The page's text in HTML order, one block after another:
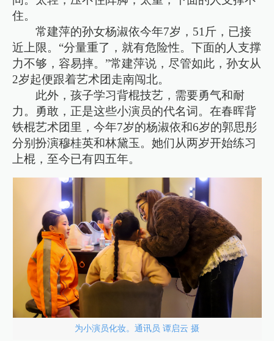
住。
常建萍的孙女杨淑依今年7岁，51斤，已接
近上限。“分量重了，就有危险性。下面的人支撑
力不够，容易摔。”常建萍说，尽管如此，孙女从
2岁起便跟着艺术团走南闯北。
此外，孩子学习背棍技艺，需要勇气和耐
力。勇敢，正是这些小演员的代名词。在春晖背
铁棍艺术团里，今年7岁的杨淑依和6岁的郭思彤
分别扮演穆桂英和林黛玉。她们从两岁开始练习
上棍，至今已有四五年。
为小演员化妆。通讯员 谭启云 摄